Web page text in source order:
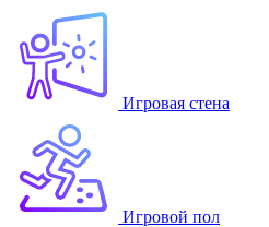
Игровая стена
Игровой пол